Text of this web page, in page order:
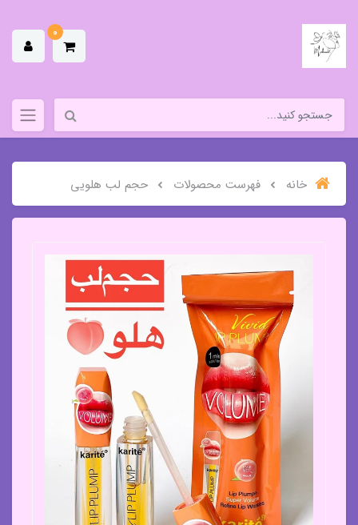
0
خانه فهرست محصولات حجم لب هلویی